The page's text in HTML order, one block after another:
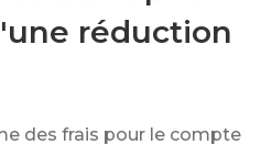
réduction
des frais pour le compte